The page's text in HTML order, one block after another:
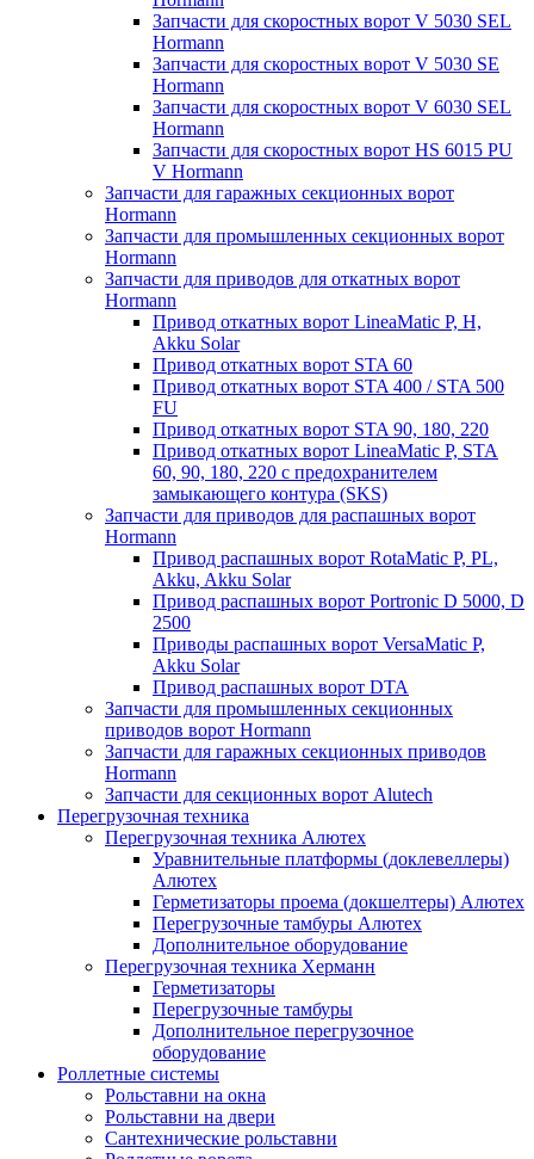
Запчасти для скоростных ворот V 5030 SEL
Hormann
Запчасти для скоростных ворот V 5030 SE
Hormann
Запчасти для скоростных ворот V 6030 SEL
Hormann
Запчасти для скоростных ворот HS 6015 PU
V Hormann
Запчасти для гаражных секционных ворот
Hormann
Запчасти для промышленных секционных ворот
Hormann
Запчасти для приводов для откатных ворот
Hormann
Привод откатных ворот LineaMatic P, H,
Akku Solar
Привод откатных ворот STA 60
Привод откатных ворот STA 400 / STA 500
FU
Привод откатных ворот STA 90, 180, 220
Привод откатных ворот LineaMatic P, STA
60, 90, 180, 220 с предохранителем
замыкающего контура (SKS)
Запчасти для приводов для распашных ворот
Hormann
Привод распашных ворот RotaMatic P, PL,
Akku, Akku Solar
Привод распашных ворот Portronic D 5000, D
2500
Приводы распашных ворот VersaMatic P,
Akku Solar
Привод распашных ворот DTA
Запчасти для промышленных секционных
приводов ворот Hormann
Запчасти для гаражных секционных приводов
Hormann
Запчасти для секционных ворот Alutech
Перегрузочная техника
Перегрузочная техника Алютех
Уравнительные платформы (доклевеллеры)
Алютех
Герметизаторы проема (докшелтеры) Алютех
Перегрузочные тамбуры Алютех
Дополнительное оборудование
Перегрузочная техника Херманн
Герметизаторы
Перегрузочные тамбуры
Дополнительное перегрузочное
оборудование
Роллетные системы
Рольставни на окна
Рольставни на двери
Сантехнические рольставни